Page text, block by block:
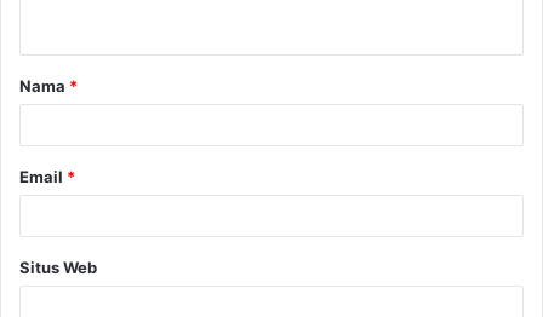
a
r
Nama *
Email *
Situs Web